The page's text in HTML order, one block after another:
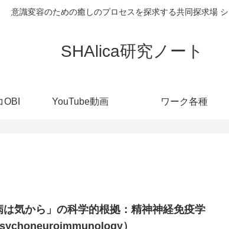
意識変容のための癒しのプロセスを探求する共同探求場
SHAlica研究ノート
YouTube動画 ワーク各種
は気から」の科学的根拠：精神神経免疫学
）